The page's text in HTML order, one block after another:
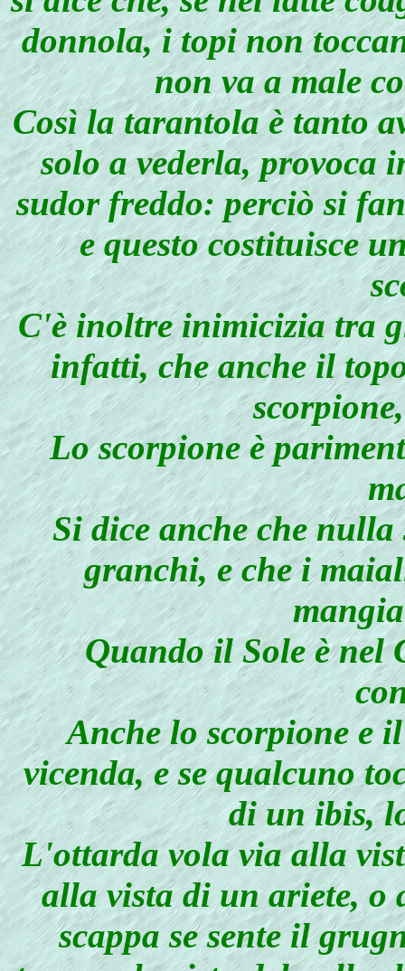
donnola, i topi non
non va a male
Così la tarantola è tanto
solo a vederla, provoca
sudor freddo: perciò si
e questo costituisce
C'è inoltre inimicizia tra
infatti, che anche il
Lo scorpione è
Si dice anche che
granchi, e che i
Quando il Sole è nel
Anche lo scorpione e
vicenda, e se qualcuno
di un ibis,
L'ottarda vola via alla
alla vista di un ariete, o
scappa se sente il